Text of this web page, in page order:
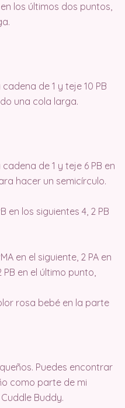
en los últimos dos puntos,
de 1 y teje 10 PB
una cola larga.
de 1 y teje 6 PB en
hacer un semicírculo.
en los siguientes 4, 2 PB
en el siguiente, 2 PA en
PB en el último punto,
rosa bebé en la parte
Puedes encontrar
como parte de mi
Buddy.